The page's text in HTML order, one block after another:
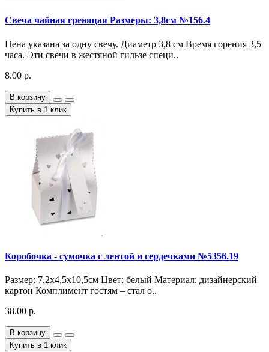
Свеча чайная греющая Размеры: 3,8см №156.4
Цена указана за одну свечу. Диаметр 3,8 см Время горения 3,5
часа. Эти свечи в жестяной гильзе специ..
8.00 р.
В корзину
Купить в 1 клик
Коробочка - сумочка с лентой и сердечками №5356.19
Размер: 7,2х4,5х10,5см Цвет: белый Материал: дизайнерский
картон Комплимент гостям – стал о..
38.00 р.
В корзину
Купить в 1 клик